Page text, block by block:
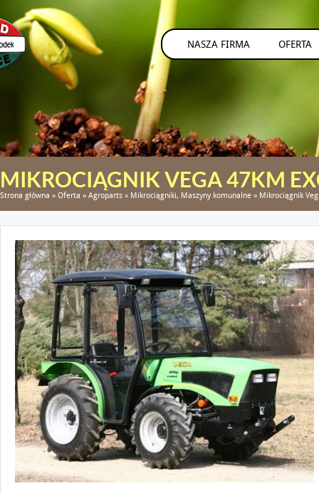
NASZA FIRMA OFERTA
MIKROCIĄGNIK VEGA 47KM
Strona główna » Oferta » Agroparts » Mikrociągniki, Maszyny komunalne » Mikrociągnik